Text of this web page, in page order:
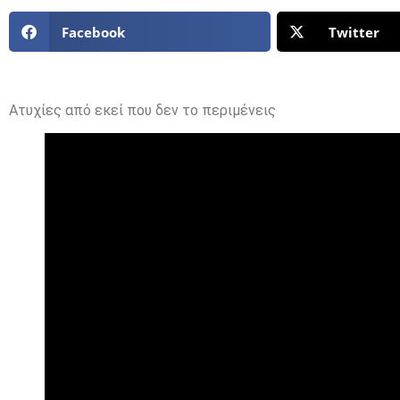
Facebook Twitter
Ατυχίες από εκεί που δεν το περιμένεις